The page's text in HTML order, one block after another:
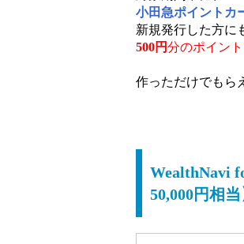
小田急ポイントカ
新規発行した方に
500円分のポイン
作っただけでもら
WealthNavi
50,000円相当